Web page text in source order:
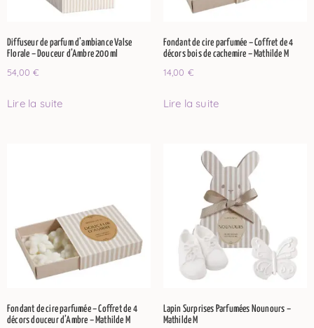
Diffuseur de parfum d’ambiance Valse
Florale – Douceur d’Ambre 200 ml
54,00€
Lire la suite
Fondant de cire parfumée – Coffret de 4
décors bois de cachemire – Mathilde M
14,00 €
Lire la suite
Fondant de cire parfumée – Coffret de 4
décors douceur d’Ambre – Mathilde M
Lapin Surprises Parfumées Nounours –
Mathilde M